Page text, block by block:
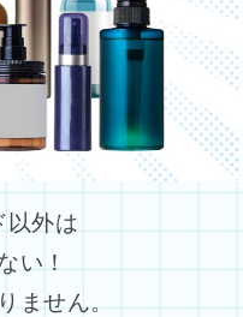
以外は
い！
ません。